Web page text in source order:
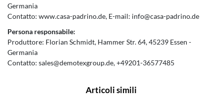
Germania
Contatto: www.casa-padrino.de E-mail: info@casa-padrino.de
Persona responsabile:
Produttore: Florian Schmidt Hammer Str.64 45239 Essen
Germania
Contatto: sales@demotexgroup.de +49201-36577485
Articoli simili